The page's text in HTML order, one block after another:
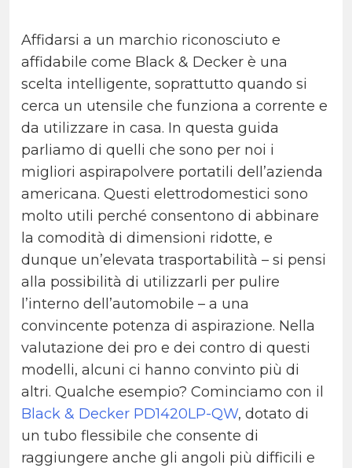
Affidarsi a un marchio riconosciuto e
affidabile come Black & Decker è una
scelta intelligente, soprattutto quando si
cerca un utensile che funziona a corrente e
da utilizzare in casa. In questa guida
parliamo di quelli che sono per noi i
migliori aspirapolvere portatili dell’azienda
americana. Questi elettrodomestici sono
molto utili perché consentono di abbinare
la comodità di dimensioni ridotte, e
dunque un’elevata trasportabilità – si pensi
alla possibilità di utilizzarli per pulire
l’interno dell’automobile – a una
convincente potenza di aspirazione. Nella
valutazione dei pro e dei contro di questi
modelli, alcuni ci hanno convinto più di
altri. Qualche esempio? Cominciamo con il
Black & Decker PD1420LP-QW, dotato di
un tubo flessibile che consente di
raggiungere anche gli angoli più difficili e